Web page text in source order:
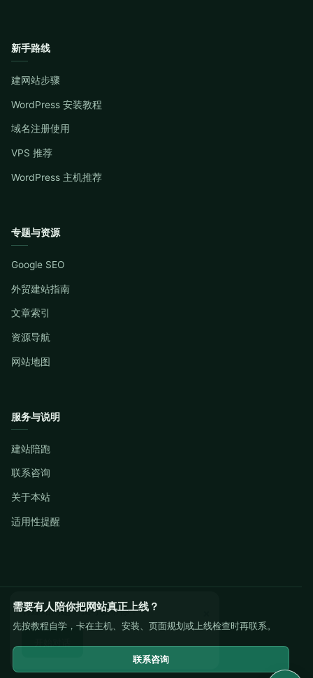
新手路线
建网站步骤
WordPress 安装教程
域名注册使用
VPS 推荐
WordPress 主机推荐
专题与资源
Google SEO
外贸建站指南
文章索引
资源导航
网站地图
服务与说明
建站陪跑
联系咨询
关于本站
适用性提醒
需要有人陪你把网站真正上线？
先按教程自学，卡在主机、安装、页面规划或上线检查时再联系。
联系咨询
有建站问题？我可以帮你！